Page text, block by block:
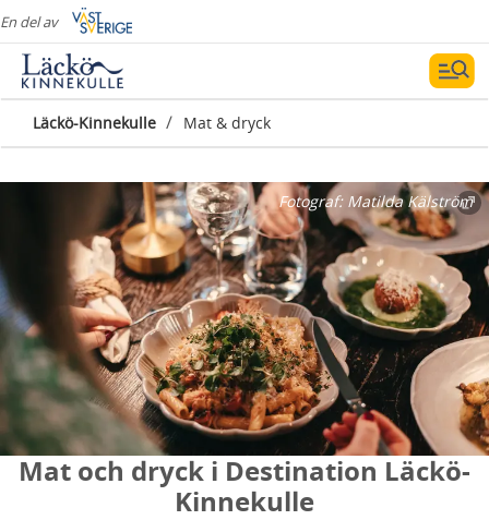
En del av
Läckö-Kinnekulle / Mat & dryck
Fotograf: Matilda Kälström
Mat och dryck i Destination Läckö-
Kinnekulle